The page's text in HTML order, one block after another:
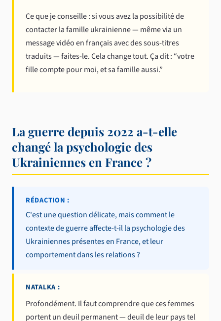
Ce que je conseille : si vous avez la possibilité de
contacter la famille ukrainienne — même via un
message vidéo en français avec des sous-titres
traduits — faites-le. Cela change tout. Ça dit : “votre
fille compte pour moi, et sa famille aussi.”
La guerre depuis 2022 a-t-elle
changé la psychologie des
Ukrainiennes en France ?
RÉDACTION :
C'est une question délicate, mais comment le
contexte de guerre affecte-t-il la psychologie des
Ukrainiennes présentes en France, et leur
comportement dans les relations ?
NATALKA :
Profondément. Il faut comprendre que ces femmes
portent un deuil permanent — deuil de leur pays tel